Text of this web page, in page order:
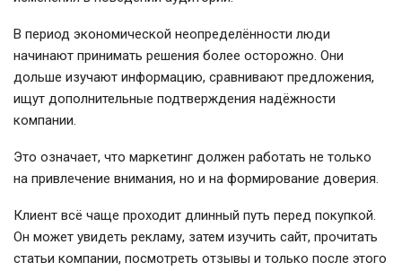
В период экономической неопределённости люди
начинают принимать решения более осторожно. Они
дольше изучают информацию, сравнивают предложения,
ищут дополнительные подтверждения надёжности
компании.
Это означает, что маркетинг должен работать не только
на привлечение внимания, но и на формирование доверия.
Клиент всё чаще проходит длинный путь перед покупкой.
Он может увидеть рекламу, затем изучить сайт, прочитать
статьи компании, посмотреть отзывы и только после этого